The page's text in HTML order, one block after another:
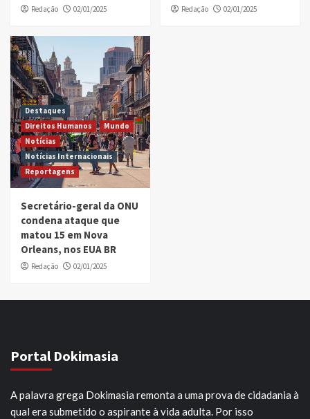
Redação 02/01/2025 Redação 02/01/2025
Destaques
Direitos Humanos
Mundo
Notícias
Notícias Internacionais
Reportagens
Secretário-geral da ONU
condena ataque que
matou 15 em Nova
Orleans, nos EUA BR
Redação 02/01/2025
Portal Dokimasia
A palavra grega Dokimasia remonta a uma prova de cidadania à
qual era submetido o aspirante à vida adulta. Por isso